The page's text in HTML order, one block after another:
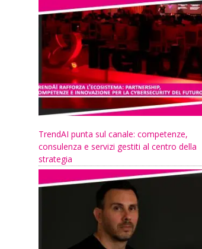
TrendAI punta sul canale: competenze,
consulenza e servizi gestiti al centro della
strategia